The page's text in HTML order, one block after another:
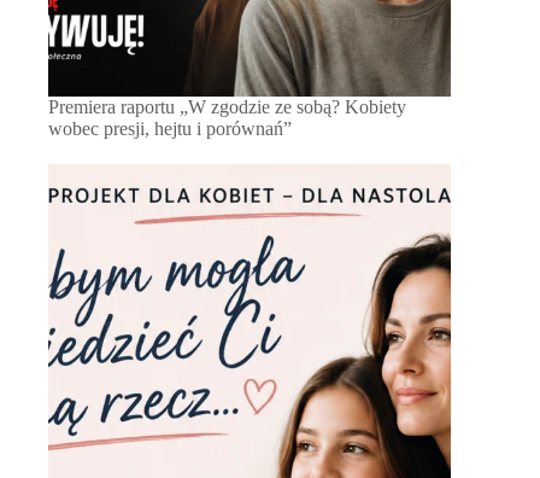
Premiera raportu „W zgodzie ze sobą? Kobiety
wobec presji, hejtu i porównań”